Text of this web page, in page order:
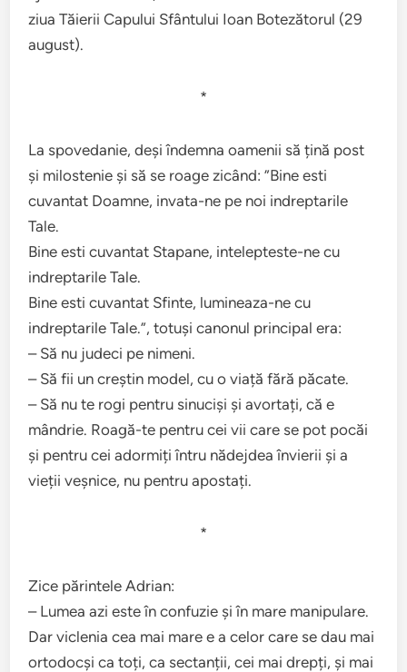
ziua Tăierii Capului Sfântului Ioan Botezătorul (29
august).
*
La spovedanie, deși îndemna oamenii să țină post
și milostenie și să se roage zicând: ”Bine esti
cuvantat Doamne, invata-ne pe noi indreptarile
Tale.
Bine esti cuvantat Stapane, intelepteste-ne cu
indreptarile Tale.
Bine esti cuvantat Sfinte, lumineaza-ne cu
indreptarile Tale.”, totuși canonul principal era:
– Să nu judeci pe nimeni.
– Să fii un creștin model, cu o viață fără păcate.
– Să nu te rogi pentru sinuciși și avortați, că e
mândrie. Roagă-te pentru cei vii care se pot pocăi
și pentru cei adormiți întru nădejdea învierii și a
vieții veșnice, nu pentru apostați.
*
Zice părintele Adrian:
– Lumea azi este în confuzie și în mare manipulare.
Dar viclenia cea mai mare e a celor care se dau mai
ortodocși ca toți, ca sectanții, cei mai drepți, și mai